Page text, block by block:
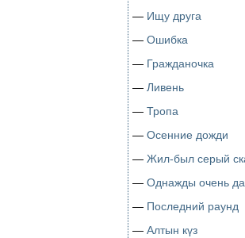
— Ищу друга
— Ошибка
— Гражданочка
— Ливень
— Тропа
— Осенние дожди
— Жил-был серый
— Однажды очень
— Последний раунд
— Алтын күз